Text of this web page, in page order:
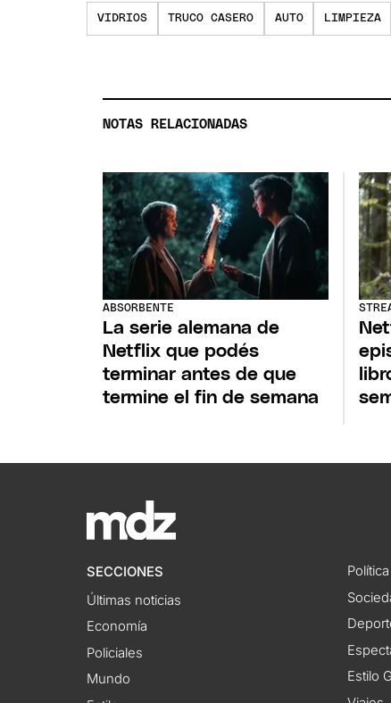
VIDRIOS TRUCO CASERO AUTO LIMPIEZA
NOTAS RELACIONADAS
ABSORBENTE
La serie alemana de
Netflix que podés
terminar antes de que
termine el fin de semana
SECCIONES
Últimas noticias
Economía
Policiales
Mundo
Política
Estilo